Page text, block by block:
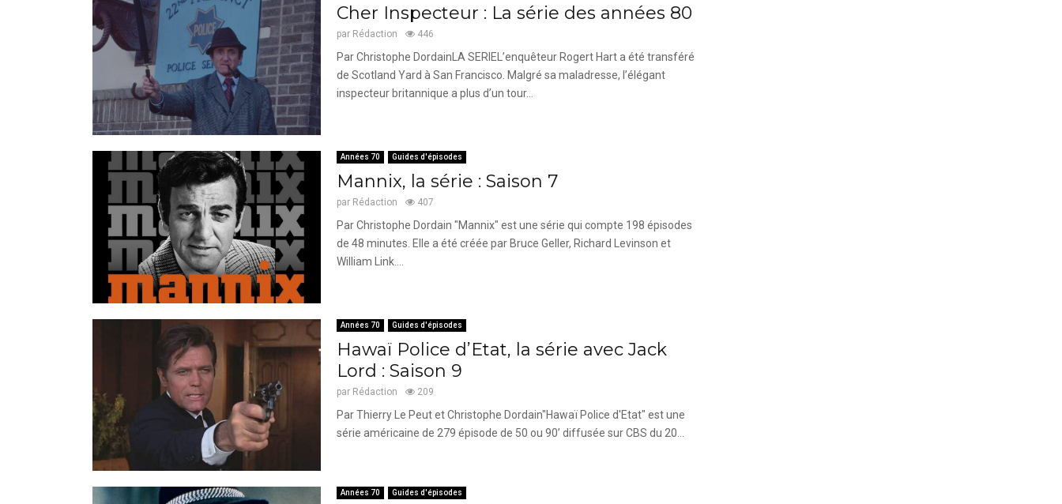
Cher Inspecteur : La série des années 80
par Rédaction 446
Par Christophe DordainLA SERIEL’enquêteur Rogert Hart a été transféré
de Scotland Yard à San Francisco. Malgré sa maladresse, l’élégant
inspecteur britannique a plus d’un tour...
Années 70 Guides d'épisodes
Mannix, la série : Saison 7
par Rédaction 407
Par Christophe Dordain "Mannix" est une série qui compte 198 épisodes
de 48 minutes. Elle a été créée par Bruce Geller, Richard Levinson et
William Link....
Années 70 Guides d'épisodes
Hawaï Police d’Etat, la série avec Jack
Lord : Saison 9
par Rédaction 209
Par Thierry Le Peut et Christophe Dordain"Hawaï Police d'Etat" est une
série américaine de 279 épisode de 50 ou 90’ diffusée sur CBS du 20...
Années 70 Guides d'épisodes